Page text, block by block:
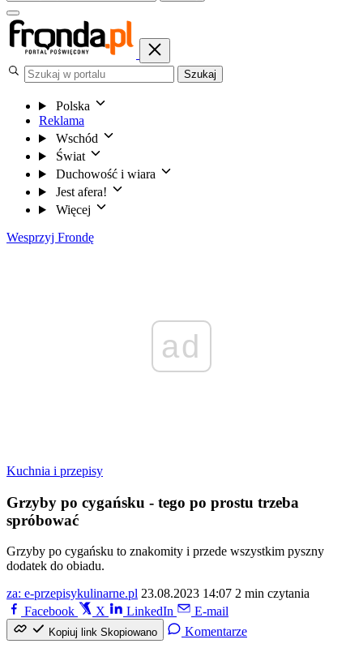
Szukaj
Polska
Reklama
Wschód
Świat
Duchowość i wiara
Jest afera!
Więcej
Wesprzyj Frondę
ad
Kuchnia i przepisy
Grzyby po cygańsku - tego po prostu trzeba
spróbować
Grzyby po cygańsku to znakomity i przede wszystkim pyszny
dodatek do obiadu.
za: e-przepisykulinarne.pl 23.08.2023 14:07 2 min czytania
Facebook
X LinkedIn E-mail
Kopiuj link Skopiowano Komentarze